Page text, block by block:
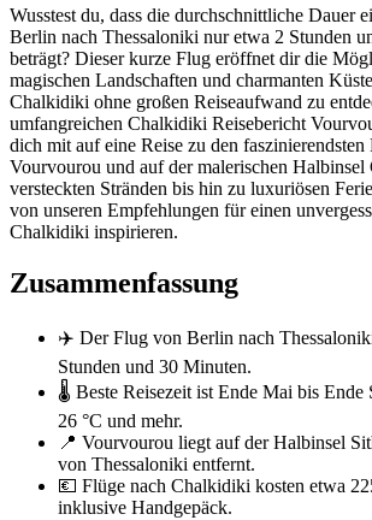
Wusstest du, dass die durchschnittliche Dauer
Berlin nach Thessaloniki nur etwa 2 Stunden
beträgt? Dieser kurze Flug eröffnet dir die
magischen Landschaften und charmanten
Chalkidiki ohne großen Reiseaufwand zu
umfangreichen Chalkidiki Reisebericht
dich mit auf eine Reise zu den faszinierendsten
Vourvourou und auf der malerischen
versteckten Stränden bis hin zu luxuriösen
von unseren Empfehlungen für einen
Chalkidiki inspirieren.
Zusammenfassung
✈️ Der Flug von Berlin nach
Stunden und 30 Minuten.
🌡️ Beste Reisezeit ist Ende Mai bis Ende
26 °C und mehr.
📍 Vourvourou liegt auf der Halbinsel
von Thessaloniki entfernt.
💶 Flüge nach Chalkidiki kosten etwa
inklusive Handgepäck.